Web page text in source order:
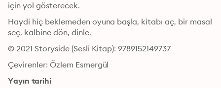
için yol gösterecek.
Haydi hiç beklemeden oyuna başla, kitabı aç, bir masal
seç, kalbine dön, dinle.
© 2021 Storyside (Sesli Kitap): 9789152149737
Çevirenler: Özlem Esmergül
Yayın tarihi